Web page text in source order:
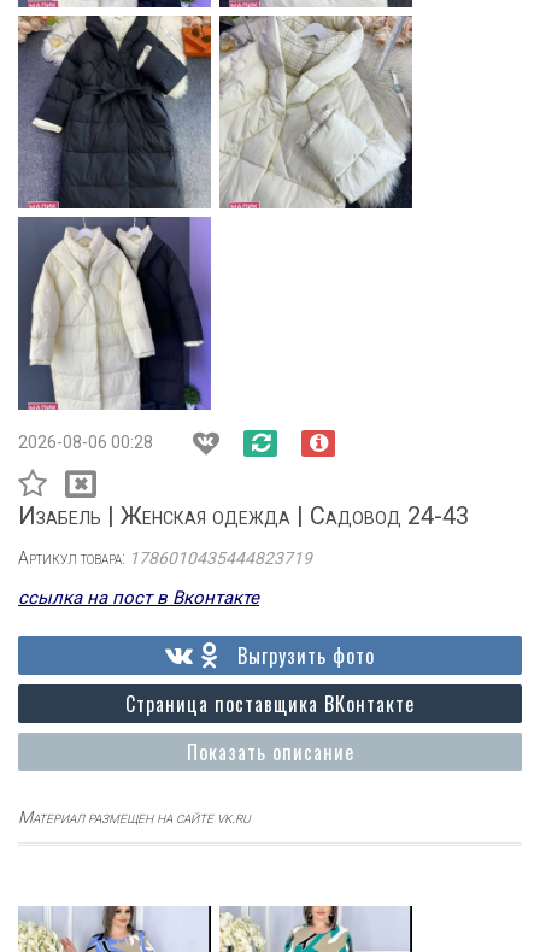
2026-08-06 00:28
Изабель | Женская одежда | Садовод 24-43
Артикул товара: 1786010435444823719
ссылка на пост в Вконтакте
Показать описание
Страница поставщика ВКонтакте
Выгрузить фото
Материал размещен на сайте vk.ru